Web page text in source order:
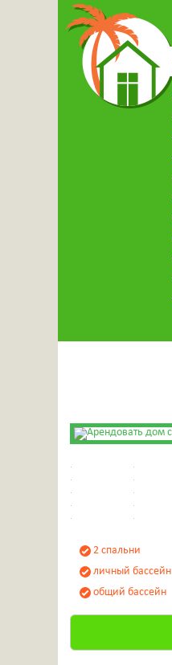
2 спальни
личный бассейн
общий бассейн